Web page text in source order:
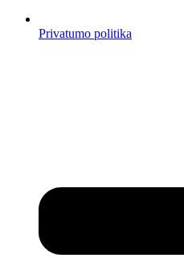
Privatumo politika